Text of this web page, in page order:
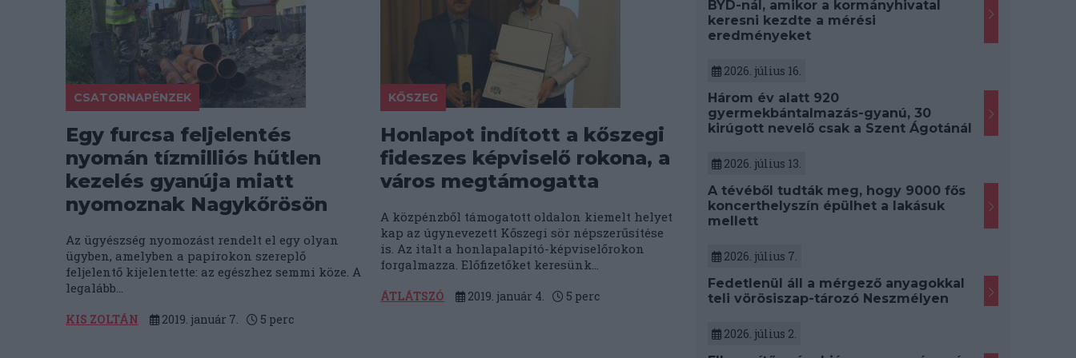
CSATORNAPÉNZEK
Egy furcsa feljelentés
nyomán tízmilliós hűtlen
kezelés gyanúja miatt
nyomoznak Nagykőrösön
Az ügyészség nyomozást rendelt el egy olyan
ügyben, amelyben a papírokon szereplő
feljelentő kijelentette: az egészhez semmi köze. A
legalább...
KIS ZOLTÁN 2019. január 7. 5 perc
KŐSZEG
Honlapot indított a kőszegi
fideszes képviselő rokona, a
város megtámogatta
A közpénzből támogatott oldalon kiemelt helyet
kap az úgynevezett Kőszegi sör népszerűsítése
is. Az italt a honlapalapító-képviselőrokon
forgalmazza. Előfizetőket keresünk...
ÁTLÁTSZÓ 2019. január 4. 5 perc
BYD-nál, amikor a kormányhivatal
keresni kezdte a mérési
eredményeket
2026. július 16.
Három év alatt 920
gyermekbántalmazás-gyanú, 30
kirúgott nevelő csak a Szent Ágotánál
2026. július 13.
A tévéből tudták meg, hogy 9000 fős
koncerthelyszín épülhet a lakásuk
mellett
2026. július 7.
Fedetlenül áll a mérgező anyagokkal
teli vörösiszap-tározó Neszmélyen
2026. július 2.